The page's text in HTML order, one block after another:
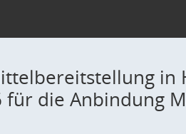
in
für die Anbindung